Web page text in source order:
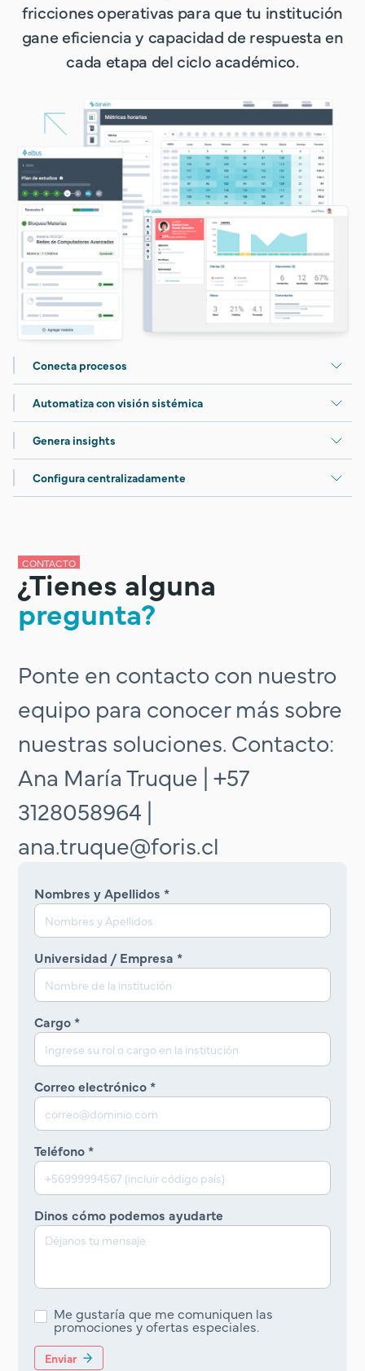
fricciones operativas para que tu institución
gane eficiencia y capacidad de respuesta en
cada etapa del ciclo académico.
Conecta procesos
Automatiza con visión sistémica
Genera insights
Configura centralizadamente
CONTACTO
¿Tienes alguna
pregunta?
Ponte en contacto con nuestro
equipo para conocer más sobre
nuestras soluciones. Contacto:
Ana María Truque | +57
3128058964 |
ana.truque@foris.cl
Nombres y Apellidos *
Universidad / Empresa *
Cargo *
Correo electrónico *
Teléfono *
Dinos cómo podemos ayudarte
Me gustaría que me comuniquen las
promociones y ofertas especiales.
Enviar